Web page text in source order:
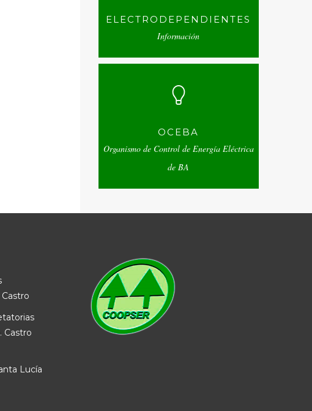
ELECTRODEPENDIENTES
Información
OCEBA
Organismo de Control de Energía Eléctrica
de BA
Castro
Lucía